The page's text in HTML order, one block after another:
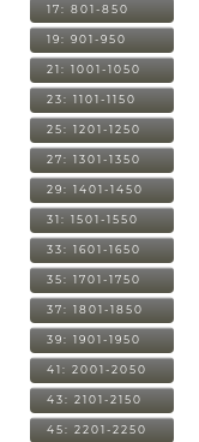
17: 801-850
19: 901-950
21: 1001-1050
23: 1101-1150
25: 1201-1250
27: 1301-1350
29: 1401-1450
31: 1501-1550
33: 1601-1650
35: 1701-1750
37: 1801-1850
39: 1901-1950
41: 2001-2050
43: 2101-2150
45: 2201-2250